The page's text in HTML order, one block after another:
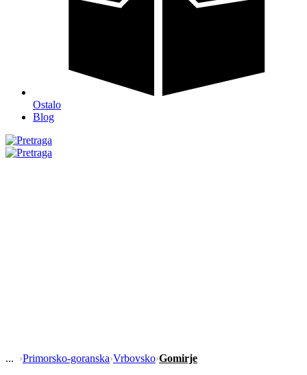
Ostalo
Blog
›Primorsko-goranska›Vrbovsko›Gomirje